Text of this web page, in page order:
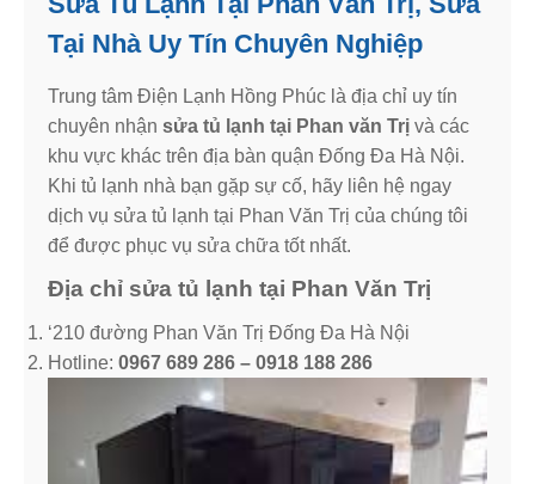
Tại Nhà Uy Tín Chuyên Nghiệp
Trung tâm Điện Lạnh Hồng Phúc là địa chỉ uy tín
chuyên nhận sửa tủ lạnh tại Phan văn Trị và các
khu vực khác trên địa bàn quận Đống Đa Hà Nội.
Khi tủ lạnh nhà bạn gặp sự cố, hãy liên hệ ngay
dịch vụ sửa tủ lạnh tại Phan Văn Trị của chúng tôi
để được phục vụ sửa chữa tốt nhất.
Địa chỉ sửa tủ lạnh tại Phan Văn Trị
‘210 đường Phan Văn Trị Đống Đa Hà Nội
Hotline: 0967 689 286 – 0918 188 286